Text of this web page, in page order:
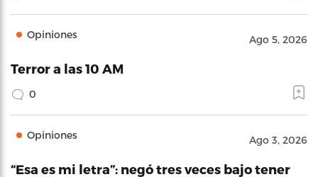
Opiniones Ago 5, 2026
Terror a las 10 AM
0
Opiniones Ago 3, 2026
“Esa es mi letra”: negó tres veces bajo tener